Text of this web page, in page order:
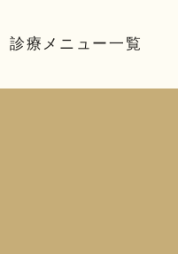
診療メニュー一覧